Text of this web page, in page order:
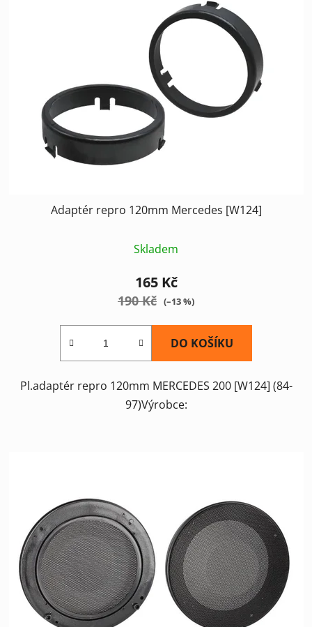
Adaptér repro 120mm Mercedes [W124]
Skladem
165 Kč
190 Kč (–13 %)
DO KOŠÍKU
Pl.adaptér repro 120mm MERCEDES 200 [W124] (84-
97)Výrobce: